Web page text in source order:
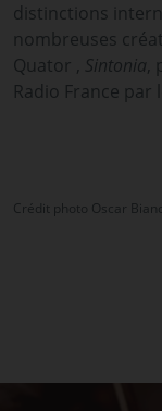
distinctions
nombreuses
Quator , Sintonia,
Radio France
Crédit photo Oscar